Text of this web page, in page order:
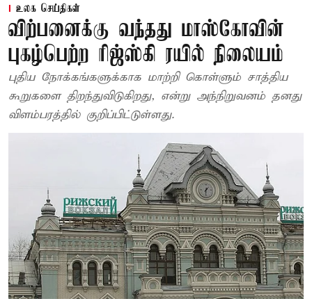
உலக செய்திகள்
விற்பனைக்கு வந்தது மாஸ்கோவின்
புகழ்பெற்ற ரிஜ்ஸ்கி ரயில் நிலையம்
புதிய நோக்கங்களுக்காக மாற்றி கொள்ளும் சாத்திய
கூறுகளை திறந்துவிடுகிறது, என்று அந்நிறுவனம் தனது
விளம்பரத்தில் குறிப்பிட்டுள்ளது.